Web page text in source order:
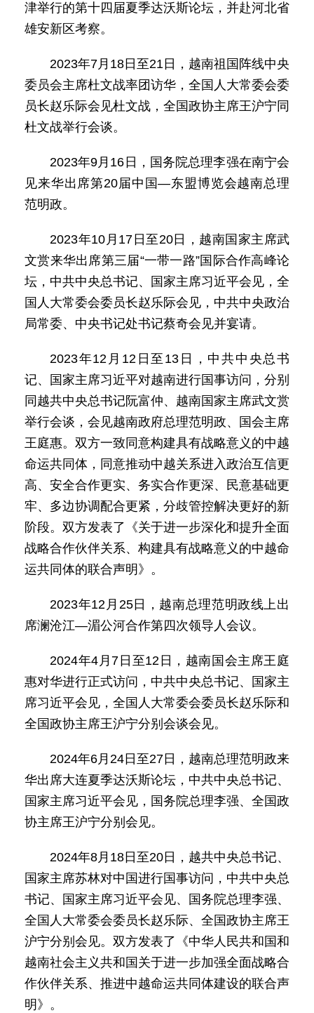
津举行的第十四届夏季达沃斯论坛，并赴河北省
雄安新区考察。
2023年7月18日至21日，越南祖国阵线中央
委员会主席杜文战率团访华，全国人大常委会委
员长赵乐际会见杜文战，全国政协主席王沪宁同
杜文战举行会谈。
2023年9月16日，国务院总理李强在南宁会
见来华出席第20届中国—东盟博览会越南总理
范明政。
2023年10月17日至20日，越南国家主席武
文赏来华出席第三届“一带一路”国际合作高峰论
坛，中共中央总书记、国家主席习近平会见，全
国人大常委会委员长赵乐际会见，中共中央政治
局常委、中央书记处书记蔡奇会见并宴请。
2023年12月12日至13日，中共中央总书
记、国家主席习近平对越南进行国事访问，分别
同越共中央总书记阮富仲、越南国家主席武文赏
举行会谈，会见越南政府总理范明政、国会主席
王庭惠。双方一致同意构建具有战略意义的中越
命运共同体，同意推动中越关系进入政治互信更
高、安全合作更实、务实合作更深、民意基础更
牢、多边协调配合更紧，分歧管控解决更好的新
阶段。双方发表了《关于进一步深化和提升全面
战略合作伙伴关系、构建具有战略意义的中越命
运共同体的联合声明》。
2023年12月25日，越南总理范明政线上出
席澜沧江—湄公河合作第四次领导人会议。
2024年4月7日至12日，越南国会主席王庭
惠对华进行正式访问，中共中央总书记、国家主
席习近平会见，全国人大常委会委员长赵乐际和
全国政协主席王沪宁分别会谈会见。
2024年6月24日至27日，越南总理范明政来
华出席大连夏季达沃斯论坛，中共中央总书记、
国家主席习近平会见，国务院总理李强、全国政
协主席王沪宁分别会见。
2024年8月18日至20日，越共中央总书记、
国家主席苏林对中国进行国事访问，中共中央总
书记、国家主席习近平会见、国务院总理李强、
全国人大常委会委员长赵乐际、全国政协主席王
沪宁分别会见。双方发表了《中华人民共和国和
越南社会主义共和国关于进一步加强全面战略合
作伙伴关系、推进中越命运共同体建设的联合声
明》。